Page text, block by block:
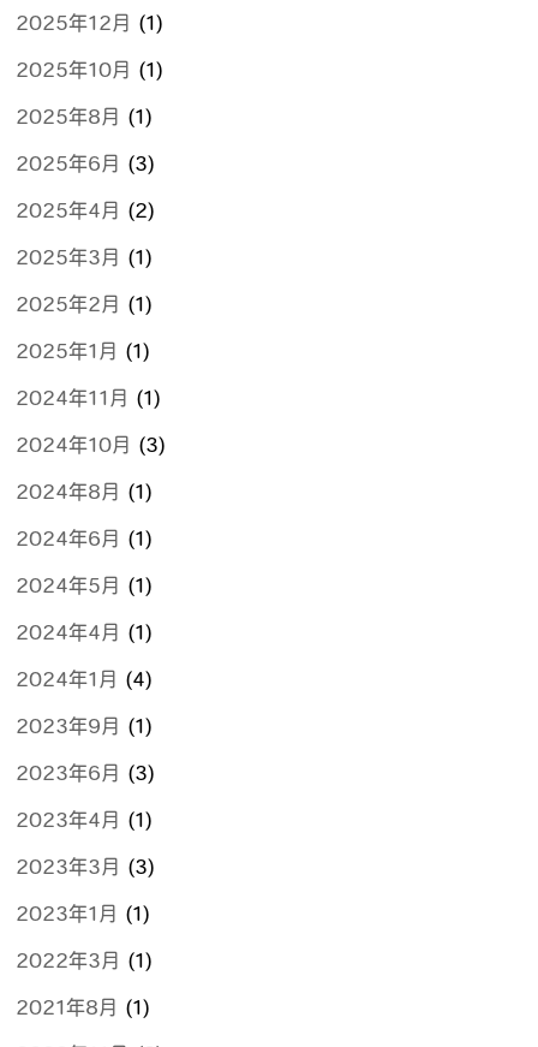
2025年12月 (1)
2025年10月 (1)
2025年8月 (1)
2025年6月 (3)
2025年4月 (2)
2025年3月 (1)
2025年2月 (1)
2025年1月 (1)
2024年11月 (1)
2024年10月 (3)
2024年8月 (1)
2024年6月 (1)
2024年5月 (1)
2024年4月 (1)
2024年1月 (4)
2023年9月 (1)
2023年6月 (3)
2023年4月 (1)
2023年3月 (3)
2023年1月 (1)
2022年3月 (1)
2021年8月 (1)